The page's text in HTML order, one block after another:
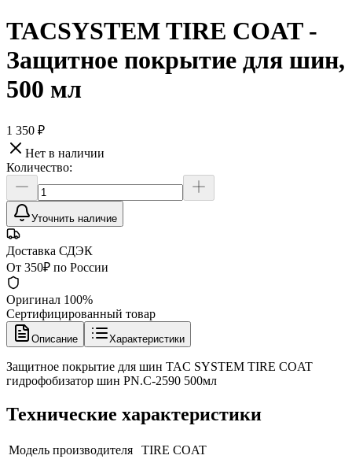
TACSYSTEM TIRE COAT -
Защитное покрытие для шин,
500 мл
1 350 ₽
Нет в наличии
Количество:
Уточнить наличие
Доставка СДЭК
От 350₽ по России
Оригинал 100%
Сертифицированный товар
Описание Характеристики
Защитное покрытие для шин TAC SYSTEM TIRE COAT
гидрофобизатор шин PN.C-2590 500мл
Технические характеристики
Модель производителя
TIRE COAT